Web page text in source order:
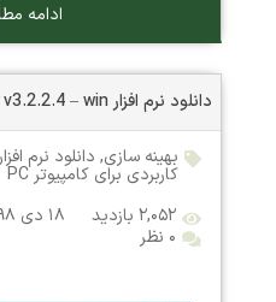
ادامه
دانلود نرم افزار Battery Optimizer v3.2.2.4 – win
بهینه سازی, دانلود نرم
کاربردی برای کامپیوتر PC
۲,۰۵۲ بازدید
۱۸ دی ۱۳۹۸
۰ نظر